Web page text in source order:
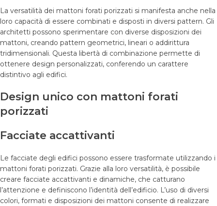
La versatilità dei mattoni forati porizzati si manifesta anche nella
loro capacità di essere combinati e disposti in diversi pattern. Gli
architetti possono sperimentare con diverse disposizioni dei
mattoni, creando pattern geometrici, lineari o addirittura
tridimensionali. Questa libertà di combinazione permette di
ottenere design personalizzati, conferendo un carattere
distintivo agli edifici.
Design unico con mattoni forati
porizzati
Facciate accattivanti
Le facciate degli edifici possono essere trasformate utilizzando i
mattoni forati porizzati. Grazie alla loro versatilità, è possibile
creare facciate accattivanti e dinamiche, che catturano
l’attenzione e definiscono l’identità dell’edificio. L’uso di diversi
colori, formati e disposizioni dei mattoni consente di realizzare